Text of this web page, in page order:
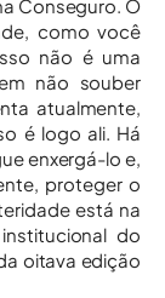
Conseguro. O
como você
não é uma
não souber
atualmente,
é logo ali. Há
enxergá-lo e,
proteger o
está na
do
oitava edição